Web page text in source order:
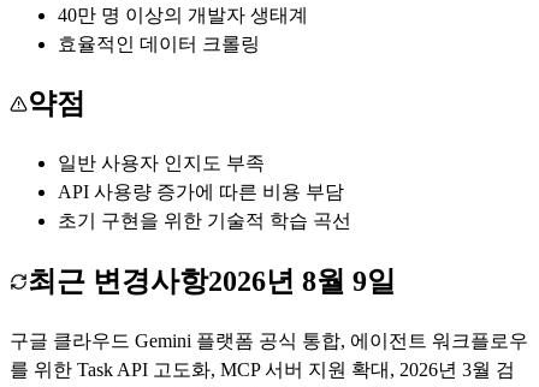
40만 명 이상의 개발자 생태계
효율적인 데이터 크롤링
약점
일반 사용자 인지도 부족
API 사용량 증가에 따른 비용 부담
초기 구현을 위한 기술적 학습 곡선
최근 변경사항2026년 8월 9일
구글 클라우드 Gemini 플랫폼 공식 통합, 에이전트 워크플로우
를 위한 Task API 고도화, MCP 서버 지원 확대, 2026년 3월 검